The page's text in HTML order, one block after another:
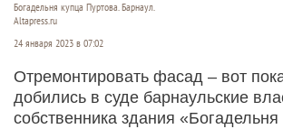
Богадельня купца Пуртова. Барнаул.
Altapress.ru
24 января 2023 в 07:02
Отремонтировать фасад – вот
добились в суде барнаульские
собственника здания «Богадельня